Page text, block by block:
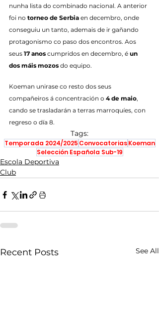
nunha lista do combinado nacional. A anterior
foi no torneo de Serbia en decembro, onde
conseguiu un tanto, ademais de ir gañando
protagonismo co paso dos encontros. Aos
seus 17 anos cumpridos en decembro, é un
dos máis mozos do equipo.
Koeman unirase co resto dos seus
compañeiros á concentración o 4 de maio,
cando se trasladarán a terras marroquíes, con
regreso o día 8.
Tags:
Temporada 2024/2025 Convocatorias Koeman
Selección Española Sub-19
Escola Deportiva
Club
Recent Posts See All